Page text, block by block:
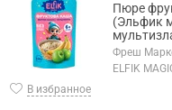
В избранное
Пюре
(Эльфик
Фреш
ELFIK